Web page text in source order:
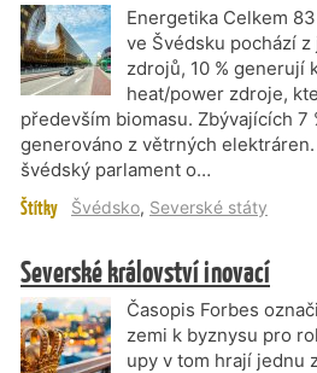
Energetika Celkem
ve Švédsku pochází
zdrojů, 10 % generují
heat/power zdroje,
především biomasu. Zbývajících
generováno z větrných
švédský parlament o…
Štítky Švédsko, Severské státy
Severské království inovací
Časopis Forbes
zemi k byznysu pro
upy v tom hrají jednu